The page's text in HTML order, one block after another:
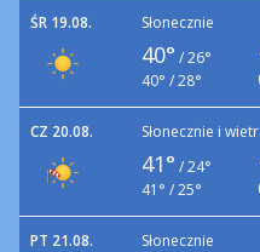
ŚR 19.08. Słonecznie
40° / 26°
40° / 28°
CZ 20.08. Słonecznie i
41° / 24°
41° / 25°
PT 21.08. Słonecznie